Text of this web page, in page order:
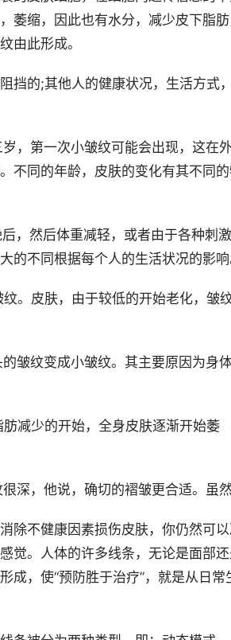
萎缩，因此也有水分，减少皮下脂肪
由此形成。
挡的;其他人的健康状况，生活方式，
，第一次小皱纹可能会出现，这在
不同的年龄，皮肤的变化有其不同
，然后体重减轻，或者由于各种刺激
的不同根据每个人的生活状况的影响
。皮肤，由于较低的开始老化，皱
皱纹变成小皱纹。其主要原因为身
减少的开始，全身皮肤逐渐开始萎
深，他说，确切的褶皱更合适。虽然
除不健康因素损伤皮肤，你仍然可
觉。人体的许多线条，无论是面部
成，使“预防胜于治疗”，就是从日常